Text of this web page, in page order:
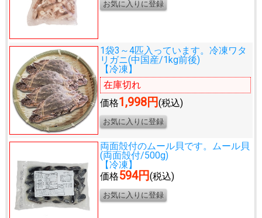
1袋3～4匹入っています。 冷凍ワタ
リガニ(中国産/1kg前後)
【冷凍】
在庫切れ
価格1,998円(税込)
両面殻付のムール貝です。
ムール貝
(両面殻付/500g)
【冷凍】
価格594円(税込)